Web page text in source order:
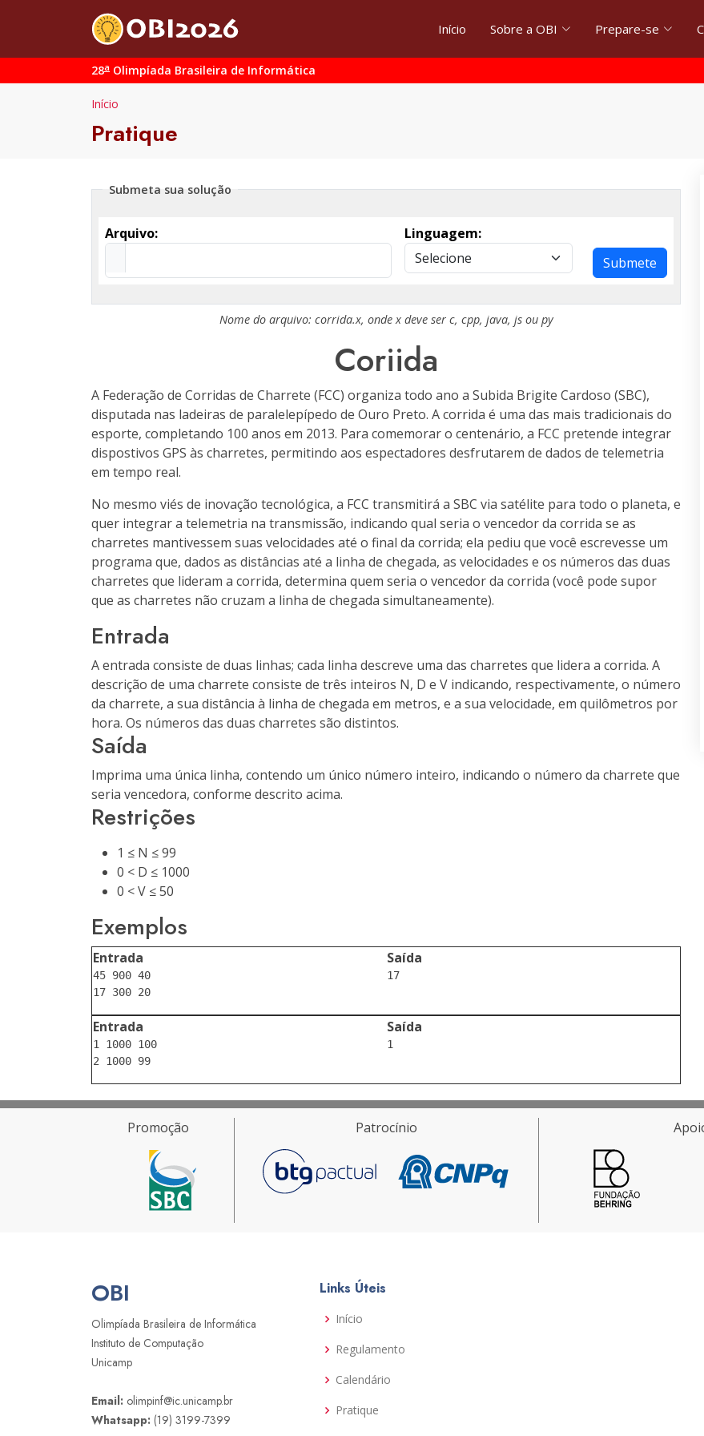
Início Sobre a OBI Prepare-se
28a Olimpíada Brasileira de Informática
Início
Pratique
Submeta sua solução
Arquivo:
Linguagem:
Submete
Nome do arquivo: corrida.x, ondexdeve ser c, cpp, java, jsou py
Coriida
A Federação de Corridas de Charrete (FCC) organiza todo ano a Subida Brigite Cardoso (SBC),
disputada nas ladeiras de paralelepípedo de Ouro Preto. A corrida é uma das mais tradicionais do
esporte, completando 100 anos em 2013. Para comemorar o centenário, a FCC pretende integrar
dispostivos GPS às charretes, permitindo aos espectadores desfrutarem de dados de telemetria
em tempo real.
No mesmo viés de inovação tecnológica, a FCC transmitirá a SBC via satélite para todo o planeta, e
quer integrar a telemetria na transmissão, indicando qual seria o vencedor da corrida se as
charretes mantivessem suas velocidades até o final da corrida; ela pediu que você escrevesse um
programa que, dados as distâncias até a linha de chegada, as velocidades e os números das duas
charretes que lideram a corrida, determina quem seria o vencedor da corrida (você pode supor
que as charretes não cruzam a linha de chegada simultaneamente).
Entrada
A entrada consiste de duas linhas; cada linha descreve uma das charretes que lidera a corrida. A
descrição de uma charrete consiste de três inteiros N, D e V indicando, respectivamente, o número
da charrete, a sua distância à linha de chegada em metros, e a sua velocidade, em quilômetros por
hora. Os números das duas charretes são distintos.
Saída
Imprima uma única linha, contendo um único número inteiro, indicando o número da charrete que
seria vencedora, conforme descrito acima.
Restrições
1 ≤ N ≤ 99
0 < D ≤ 1000
0 < V ≤ 50
Exemplos
Entrada
45 900 40
Saída
17
Entrada
1 1000 100
Saída
1
Promoção Patrocínio
OBI
Olimpíada Brasileira de Informática
Instituto de Computação
Unicamp
Email: olimpinf@ic.unicamp.br
Whatsapp: (19) 3199-7399
Links Úteis
Início
Regulamento
Calendário
Pratique